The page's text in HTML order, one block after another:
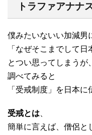
トラファアナナ
僕みたいないい加減男
「なぜそこまでして日
とつい思ってしまうが、
調べてみると
「受戒制度」を日本に
受戒とは
簡単に言えば、僧侶と